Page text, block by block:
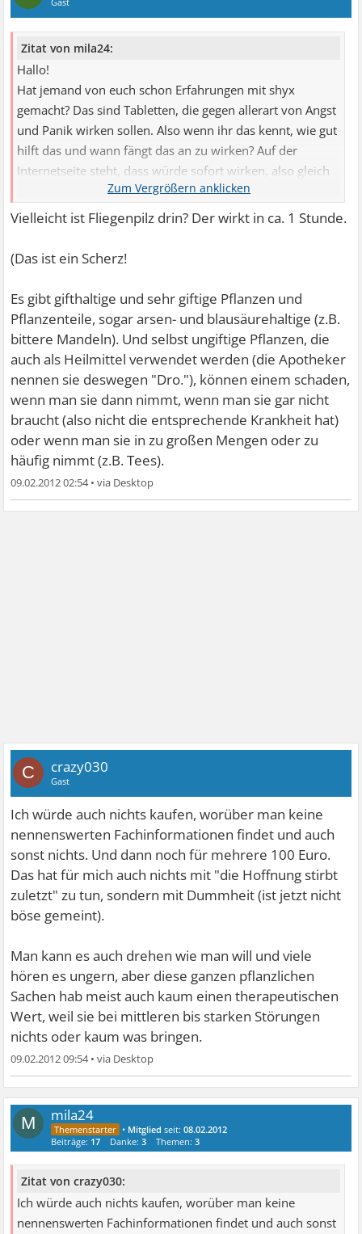
Zitat von mila24:
Hallo!
Hat jemand von euch schon Erfahrungen mit shyx
gemacht? Das sind Tabletten, die gegen allerart von Angst
und Panik wirken sollen. Also wenn ihr das kennt, wie gut
hilft das und wann fängt das an zu wirken? Auf der
Internetseite steht, dass würde sofort wirken, also gleich
nach dem ersten Einnehmen. Ist allerdings auf rein
pflanzlicher Basis (etwas chemisches würde ich auch nicht
nehmen wollen), kann daher vielleicht etwas länger
dauern um seine Wirksamkeit zu entfalten. Danke für
Vielleicht ist Fliegenpilz drin? Der wirkt in ca. 1 Stunde.
(Das ist ein Scherz!
Es gibt gifthaltige und sehr giftige Pflanzen und
Pflanzenteile, sogar arsen- und blausäurehaltige (z.B.
bittere Mandeln). Und selbst ungiftige Pflanzen, die
auch als Heilmittel verwendet werden (die Apotheker
nennen sie deswegen "Dro."), können einem schaden,
wenn man sie dann nimmt, wenn man sie gar nicht
braucht (also nicht die entsprechende Krankheit hat)
oder wenn man sie in zu großen Mengen oder zu
häufig nimmt (z.B. Tees).
09.02.2012 02:54•
C crazy030
Gast
Ich würde auch nichts kaufen, worüber man keine
nennenswerten Fachinformationen findet und auch
sonst nichts. Und dann noch für mehrere 100 Euro.
Das hat für mich auch nichts mit "die Hoffnung stirbt
zuletzt" zu tun, sondern mit Dummheit (ist jetzt nicht
böse gemeint).
Man kann es auch drehen wie man will und viele
hören es ungern, aber diese ganzen pflanzlichen
Sachen hab meist auch kaum einen therapeutischen
Wert, weil sie bei mittleren bis starken Störungen
nichts oder kaum was bringen.
09.02.2012 09:54•
M mila24
• Mitglied seit:08.02.2012
Beiträge: 17 Danke:3 Themen:3
Zitat von crazy030:
Ich würde auch nichts kaufen, worüber man keine
nennenswerten Fachinformationen findet und auch sonst